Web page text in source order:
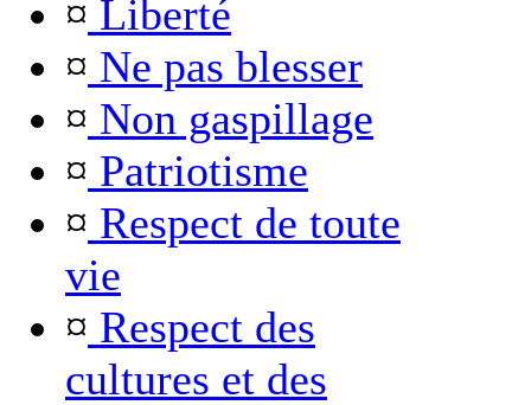
¤ Liberté
¤ Ne pas blesser
¤ Non gaspillage
¤ Patriotisme
¤ Respect de toute
vie
¤ Respect des
cultures et des